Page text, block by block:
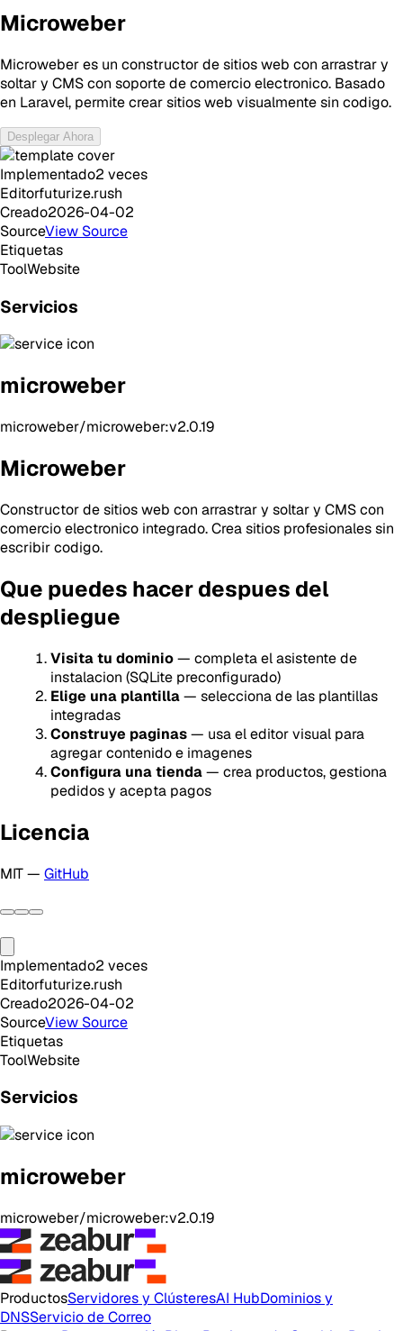
Microweber
Microweber es un constructor de sitios web con arrastrar y
soltar y CMS con soporte de comercio electronico. Basado
en Laravel, permite crear sitios web visualmente sin codigo.
Desplegar Ahora
Implementado2 veces
Editorfuturize.rush
Creado2026-04-02
SourceView Source
Etiquetas
ToolWebsite
Servicios
microweber
microweber/microweber:v2.0.19
Microweber
Constructor de sitios web con arrastrar y soltar y CMS con
comercio electronico integrado. Crea sitios profesionales sin
escribir codigo.
Que puedes hacer despues del
despliegue
Visita tu dominio— completa el asistente de
instalacion (SQLite preconfigurado)
Elige una plantilla— selecciona de las plantillas
integradas
Construye paginas— usa el editor visual para
agregar contenido e imagenes
Configura una tienda— crea productos, gestiona
pedidos y acepta pagos
Licencia
MIT — GitHub
Implementado2 veces
Editorfuturize.rush
Creado2026-04-02
SourceView Source
Etiquetas
ToolWebsite
Servicios
microweber
microweber/microweber:v2.0.19
ProductosServidores y ClústeresAI HubDominios y
DNSServicio de Correo